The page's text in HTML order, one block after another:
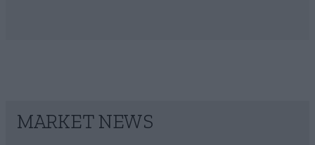
MARKET NEWS